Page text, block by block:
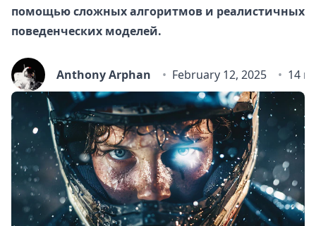
помощью сложных алгоритмов и реалистичных
поведенческих моделей.
Anthony Arphan February 12, 2025 14